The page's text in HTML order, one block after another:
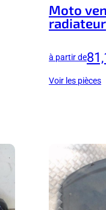
Moto
radiateur
à partir de
Voir les pièces